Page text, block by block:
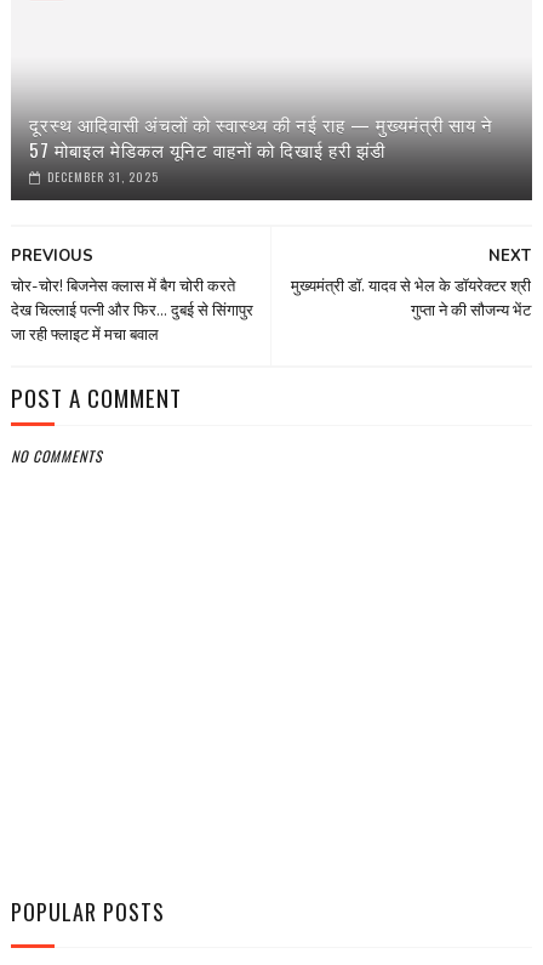
दूरस्थ आदिवासी अंचलों को स्वास्थ्य की नई राह — मुख्यमंत्री साय ने
57 मोबाइल मेडिकल यूनिट वाहनों को दिखाई हरी झंडी
DECEMBER 31, 2025
NEXT
मुख्यमंत्री डॉ. यादव से भेल के डॉयरेक्टर श्री
गुप्ता ने की सौजन्य भेंट
PREVIOUS
चोर-चोर! बिजनेस क्लास में बैग चोरी करते
देख चिल्लाई पत्नी और फिर... दुबई से सिंगापुर
जा रही फ्लाइट में मचा बवाल
POST A COMMENT
NO COMMENTS
POPULAR POSTS